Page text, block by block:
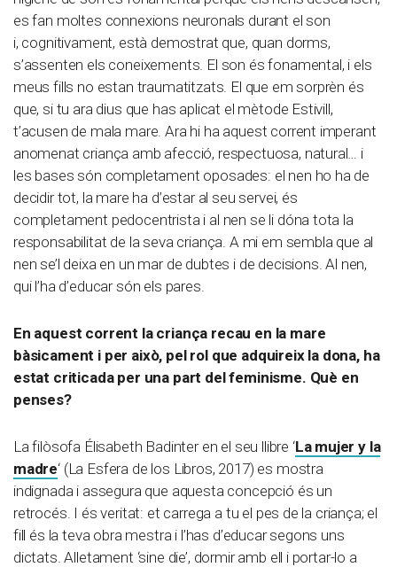
es fan moltes connexions neuronals durant el son
i, cognitivament, està demostrat que, quan dorms,
s’assenten els coneixements. El son és fonamental, i els
meus fills no estan traumatitzats. El que em sorprèn és
que, si tu ara dius que has aplicat el mètode Estivill,
t’acusen de mala mare. Ara hi ha aquest corrent imperant
anomenat criança amb afecció, respectuosa, natural… i
les bases són completament oposades: el nen ho ha de
decidir tot, la mare ha d’estar al seu servei, és
completament pedocentrista i al nen se li dóna tota la
responsabilitat de la seva criança. A mi em sembla que al
nen se’l deixa en un mar de dubtes i de decisions. Al nen,
qui l’ha d’educar són els pares.
En aquest corrent la criança recau en la mare
bàsicament i per això, pel rol que adquireix la dona, ha
estat criticada per una part del feminisme. Què en
penses?
La filòsofa Élisabeth Badinter en el seu llibre ‘La mujer y la
madre‘ (La Esfera de los Libros, 2017) es mostra
indignada i assegura que aquesta concepció és un
retrocés. I és veritat: et carrega a tu el pes de la criança; el
fill és la teva obra mestra i l’has d’educar segons uns
dictats. Alletament ‘sine die’, dormir amb ell i portar-lo a